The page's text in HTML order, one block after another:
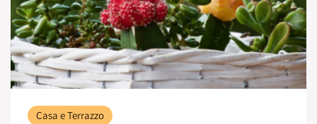
Casa e Terrazzo